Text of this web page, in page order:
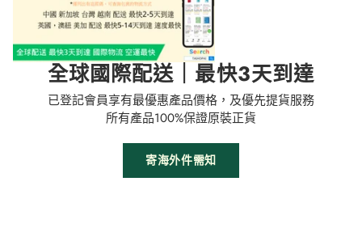
全球國際配送｜最快3天到達
已登記會員享有最優惠產品價格，及優先提貨服務
所有產品100%保證原裝正貨
寄海外件需知